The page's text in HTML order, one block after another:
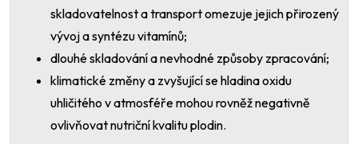
skladovatelnost a transport omezuje jejich přirozený
vývoj a syntézu vitamínů;
dlouhé skladování a nevhodné způsoby zpracování;
klimatické změny a zvyšující se hladina oxidu
uhličitého v atmosféře mohou rovněž negativně
ovlivňovat nutriční kvalitu plodin.